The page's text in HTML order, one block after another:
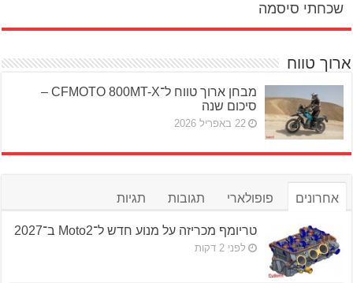
שכחתי סיסמה
ארוך טווח
מבחן ארוך טווח ל־CFMOTO 800MT-X –
סיכום שנה
22 באפריל 2026
אחרונים פופולארי תגובות תגיות
טריומף מכריזה על מנוע חדש ל־Moto2 ב־2027
לפני 2 דקות